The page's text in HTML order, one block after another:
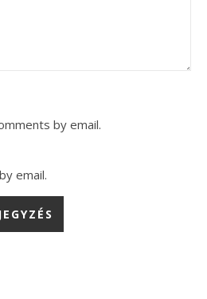
by email.
email.